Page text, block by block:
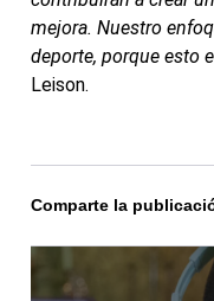
mejora. Nuestro
deporte, porque esto
Leison.
Comparte la